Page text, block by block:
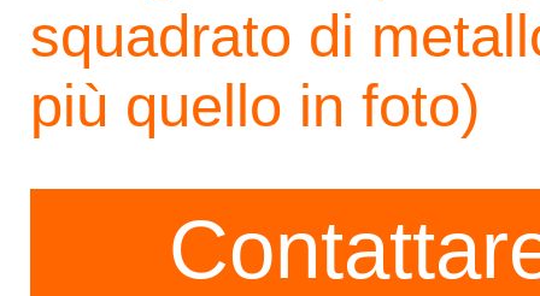
squadrato di
più quello in foto)